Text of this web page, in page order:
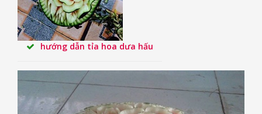
hướng dẫn tỉa hoa dưa hấu